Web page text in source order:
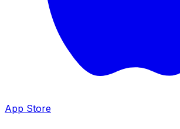
App Store